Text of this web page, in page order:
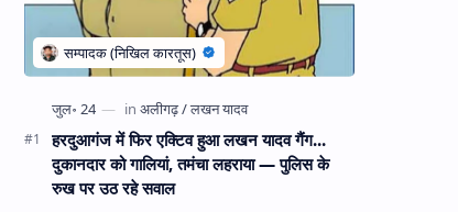
हरदुआगंज में फिर एक्टिव हुआ लखन यादव गैंग...
दुकानदार को गालियां, तमंचा लहराया — पुलिस के
रुख पर उठ रहे सवाल